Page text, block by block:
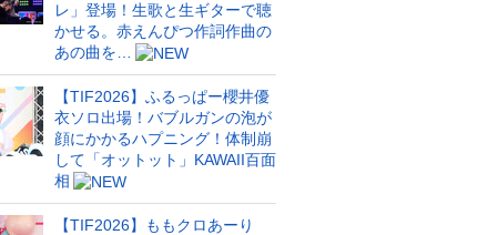
レ」登場！生歌と生ギターで聴
かせる。赤えんぴつ作詞作曲の
あの曲を…
【TIF2026】ふるっぱー櫻井優
衣ソロ出場！バブルガンの泡が
顔にかかるハプニング！体制崩
して「オットット」KAWAII百面
相
【TIF2026】ももクロあーり